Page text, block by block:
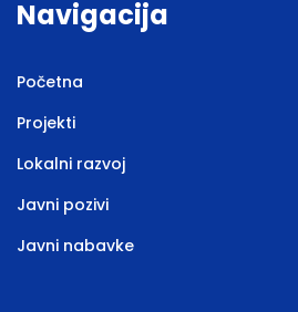
Navigacija
Početna
Projekti
Lokalni razvoj
Javni pozivi
Javni nabavke